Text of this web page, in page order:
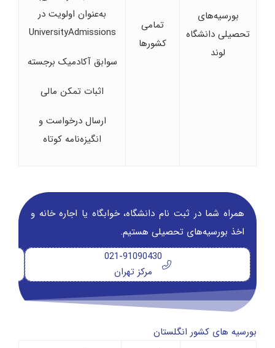
بورسیه‌های
تحصیلی دانشگاه
لوند
تمامی
کشورها
به‌عنوان اولویت در
UniversityAdmissions
سوابق آکادمیک برجسته
اثبات تمکن مالی
ارسال درخواست و
انگیزه‌نامه کوتاه
همراه شما در ثبت نام دانشگاه‌، خوابگاه یا اجاره خانه و
اخذ بورسیه‌های تحصیلی هستیم.
021-91090430
مرکز تهران
بورسیه های کشور انگلستان